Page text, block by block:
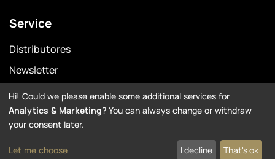
Service
Distributores
Newsletter
Garanzia
Downloads
Hi! Could we please enable some additional services for
Analytics & Marketing? You can always change or withdraw
your consent later.
Let me choose I decline That's ok